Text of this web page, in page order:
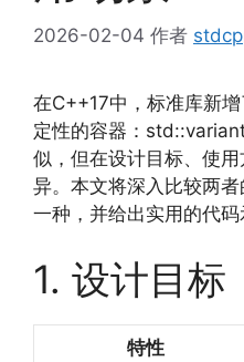
2026-02-04 作者
在C++17中，标准库新
定性的容器：
似，但在设计目标、使
异。本文将深入比较两
一种，并给出实用的代码
1. 设计目标
特性